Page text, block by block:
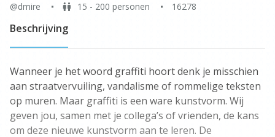
@dmire 15 - 200 personen 16278
Beschrijving
Wanneer je het woord graffiti hoort denk je misschien
aan straatvervuiling, vandalisme of rommelige teksten
op muren. Maar graffiti is een ware kunstvorm. Wij
geven jou, samen met je collega’s of vrienden, de kans
om deze nieuwe kunstvorm aan te leren. De